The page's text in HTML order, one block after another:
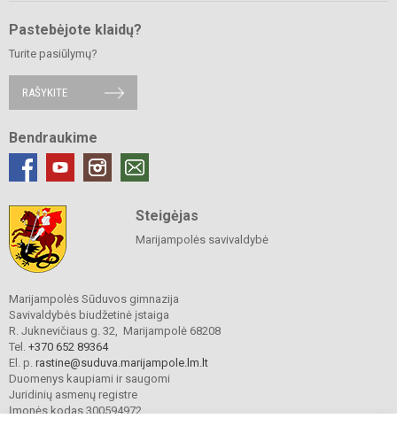
Pastebėjote klaidų?
Turite pasiūlymų?
RAŠYKITE
Bendraukime
Steigėjas
Marijampolės savivaldybė
Marijampolės Sūduvos gimnazija
Savivaldybės biudžetinė įstaiga
R. Juknevičiaus g. 32, Marijampolė 68208
Tel. +370 652 89364
El. p. rastine@suduva.marijampole.lm.lt
Duomenys kaupiami ir saugomi
Juridinių asmenų registre
Įmonės kodas 300594972